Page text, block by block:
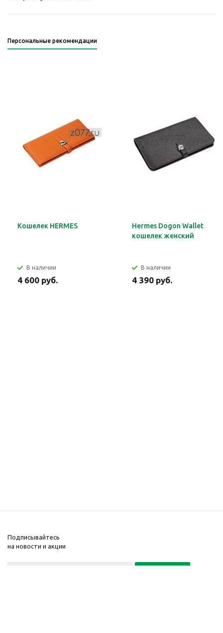
Персональные рекомендации
Кошелек HERMES
В наличии
4 600 руб.
Hermes Dogon Wallet
кошелек женский
В наличии
4 390 руб.
Подписывайтесь
на новости и акции